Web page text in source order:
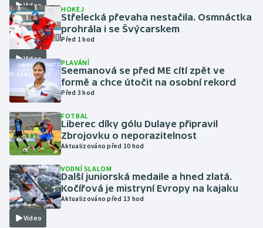
Krasobruslení
Lezení
Lyže a snowboard
Moderní pětiboj
Motorsport
Olympijské hry
Parasport
Plavání
Video
Video
HOKEJ
Střelecká převaha nestačila. Osmnáctka
prohrála i se Švýcarskem
Před 1 hod
PLAVÁNÍ
Seemanová se před ME cítí zpět ve
formě a chce útočit na osobní rekord
Před 3 hod
FOTBAL
Liberec díky gólu Dulaye připravil
Zbrojovku o neporazitelnost
Aktualizováno před 10 hod
Video
VODNÍ SLALOM
Další juniorská medaile a hned zlatá.
Kočířová je mistryní Evropy na kajaku
Aktualizováno před 13 hod